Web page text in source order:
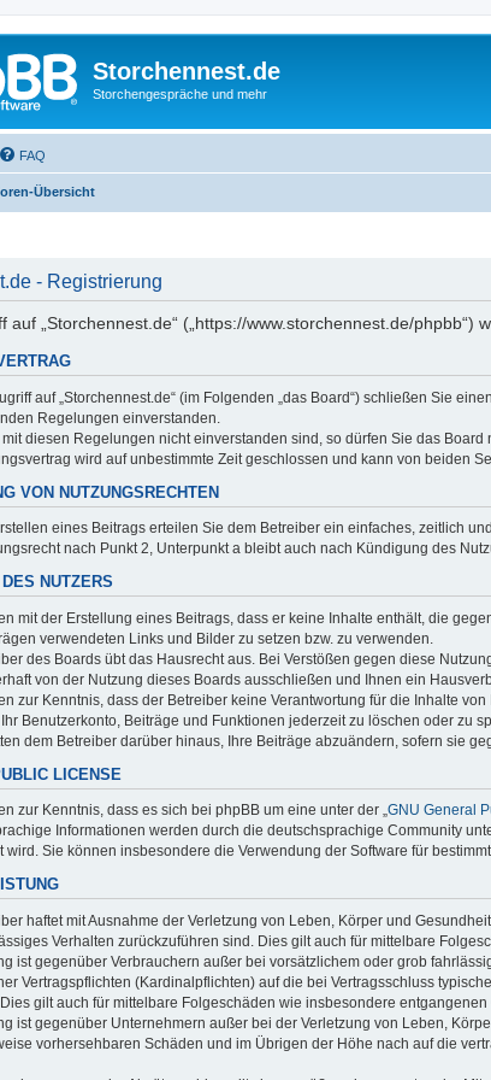
Storchennest.de
Storchengespräche und mehr
FAQ
Übersicht
- Registrierung
auf „Storchennest.de“ („https://www.storchennest.de/
auf „Storchennest.de“ (im Folgenden „das Board“) schließen Sie
Regelungen einverstanden.
diesen Regelungen nicht einverstanden sind, so dürfen Sie das
wird auf unbestimmte Zeit geschlossen und kann von beiden
VON NUTZUNGSRECHTEN
eines Beitrags erteilen Sie dem Betreiber ein einfaches, zeitlich
nach Punkt 2, Unterpunkt a bleibt auch nach Kündigung des
NUTZERS
mit der Erstellung eines Beitrags, dass er keine Inhalte enthält, die
verwendeten Links und Bilder zu setzen bzw. zu verwenden.
des Boards übt das Hausrecht aus. Bei Verstößen gegen diese
von der Nutzung dieses Boards ausschließen und Ihnen ein
zur Kenntnis, dass der Betreiber keine Verantwortung für die Inhalte
Benutzerkonto, Beiträge und Funktionen jederzeit zu löschen oder zu
dem Betreiber darüber hinaus, Ihre Beiträge abzuändern, sofern sie
LICENSE
zur Kenntnis, dass es sich bei phpBB um eine unter der „GNU General
Informationen werden durch die deutschsprachige Community
wird. Sie können insbesondere die Verwendung der Software für
haftet mit Ausnahme der Verletzung von Leben, Körper und
Verhalten zurückzuführen sind. Dies gilt auch für mittelbare
ist gegenüber Verbrauchern außer bei vorsätzlichem oder grob
Vertragspflichten (Kardinalpflichten) auf die bei Vertragsschluss
gilt auch für mittelbare Folgeschäden wie insbesondere entgangenen
ist gegenüber Unternehmern außer bei der Verletzung von Leben,
vorhersehbaren Schäden und im Übrigen der Höhe nach auf die